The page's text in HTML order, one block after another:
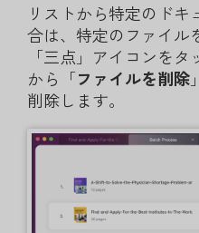
リストから特定のド
合は、特定のファイル
「三点」アイコンを
から「ファイルを削除
削除します。